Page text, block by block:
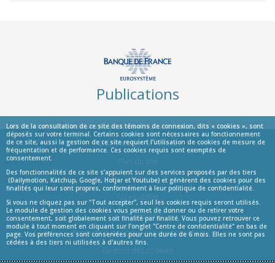
Lors de la consultation de ce site des témoins de connexion, dits « cookies », sont
déposés sur votre terminal. Certains cookies sont nécessaires au fonctionnement
de ce site, aussi la gestion de ce site requiert l’utilisation de cookies de mesure de
fréquentation et de performance. Ces cookies requis sont exemptés de
consentement.
Des fonctionnalités de ce site s’appuient sur des services proposés par des tiers
(Dailymotion, Katchup, Google, Hotjar et Youtube) et génèrent des cookies pour des
finalités qui leur sont propres, conformément à leur politique de confidentialité.
Si vous ne cliquez pas sur "Tout accepter", seul les cookies requis seront utilisés.
Le module de gestion des cookies vous permet de donner ou de retirer votre
consentement, soit globalement soit finalité par finalité. Vous pouvez retrouver ce
module à tout moment en cliquant sur l’onglet "Centre de confidentialité" en bas de
page. Vos préférences sont conservées pour une durée de 6 mois. Elles ne sont pas
cédées à des tiers ni utilisées à d'autres fins.
Publications
© La Banque de France
Informations
Aide
Infos Légales
Protection des données personnelles